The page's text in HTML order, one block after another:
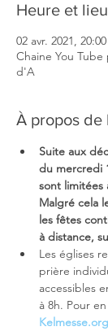
Heure et lieu
02 avr. 2021,
Chaine You Tube
d'A
À propos de
Suite aux
du mercredi
sont limitées
Malgré cela
les fêtes
à distance,
Les églises
prière
accessibles
à 8h. Pour
Kelmesse.org